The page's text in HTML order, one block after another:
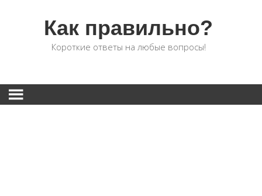
Как правильно?
Короткие ответы на любые вопросы!